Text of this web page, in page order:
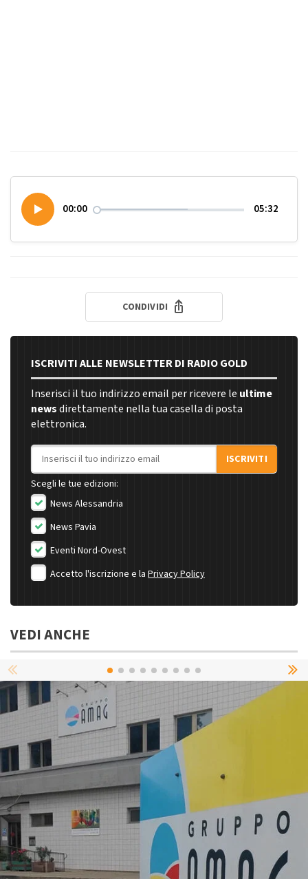
00:00 05:32
CONDIVIDI
ISCRIVITI ALLE NEWSLETTER DI RADIO GOLD
Inserisci il tuo indirizzo email per ricevere le ultime
newsdirettamente nella tua casella di posta
elettronica.
Indirizzo email
ISCRIVITI
Scegli le tue edizioni:
News Alessandria
News Pavia
Eventi Nord-Ovest
Accetto l'iscrizione e la Privacy Policy
VEDI ANCHE